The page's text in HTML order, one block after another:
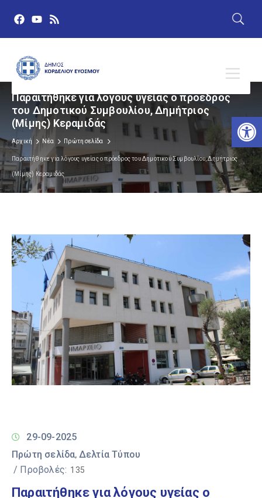
Παραιτήθηκε για λόγους υγείας ο πρόεδρος
του Δημοτικού Συμβουλίου, Δημήτριος
(Μίμης) Κεραμιδάς
Αρχική Νέα Πρώτη σελίδα
Παραιτήθηκε για λόγους υγείας ο πρόεδρος του Δημοτικού Συμβουλίου, Δημήτριος
(Μίμης) Κεραμιδάς
29-09-2025
Πρώτη σελίδα‚ Δελτία Τύπου
/ Προβολές: 135
Παραιτήθηκε για λόγους υγείας ο